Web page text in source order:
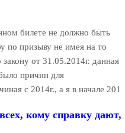
билете не должно быть
по призыву не имея на то
от 31.05.2014г. данная
причин для
с 2014г., а я в начале 201
кому справку дают,